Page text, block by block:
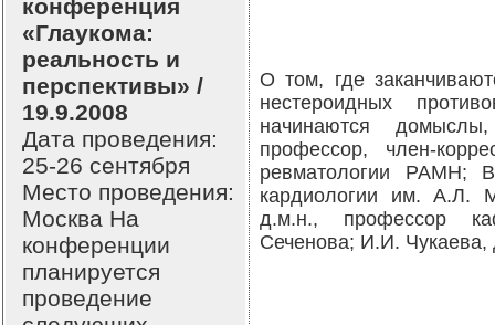
конференция
«Глаукома:
реальность и
перспективы» /
19.9.2008
Дата проведения:
25-26 сентября
Место проведения:
Москва На
конференции
планируется
проведение
О том, где
нестероидных
начинаются
профессор, член-
ревматологии РАМН;
кардиологии им. А.Л.
д.м.н., профессор
Сеченова; И.И.